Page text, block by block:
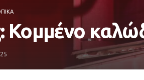
Κομμένο